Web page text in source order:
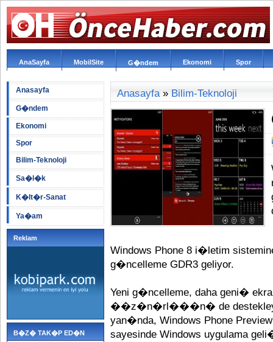
AnaSayfa MobilSite G�ndem Ekonomi Spor
Anasayfa
G�ndem
Ekonomi
Spor
Bilim-Teknoloji
Sa�l�k
K�lt�r-Sanat
Ya�am
Reklam
B�Z� TAK�P ED�N
Anasayfa» Bilim-Teknoloji
Windows Phone 8 i�letim
g�ncelleme GDR3 geliyor.
Yeni g�ncelleme, daha geni�
��z�n�rl���n� de
yan�nda, Windows Phone
sayesinde Windows uygulama